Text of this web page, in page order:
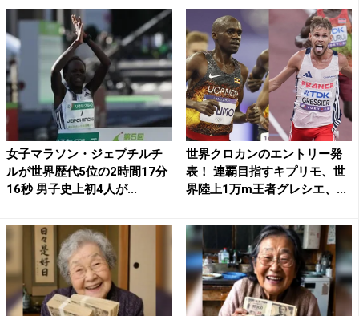
女子マラソン・ジェプチルチ
ルが世界歴代5位の2時間17分
16秒 男子史上初4人が...
世界クロカンのエントリー発
表！ 連覇目指すキプリモ、世
界陸上1万m王者グレシエ、...